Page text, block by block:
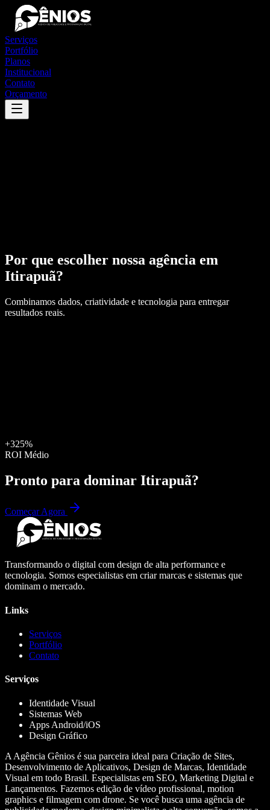
Serviços
Portfólio
Planos
Institucional
Contato
Orçamento
Por que escolher nossa agência em
Itirapuã?
Combinamos dados, criatividade e tecnologia para entregar
resultados reais.
+325%
ROI Médio
Pronto para dominar Itirapuã?
Começar Agora
Transformando o digital com design de alta performance e
tecnologia. Somos especialistas em criar marcas e sistemas que
dominam o mercado.
Links
Serviços
Portfólio
Contato
Serviços
Identidade Visual
Sistemas Web
Apps Android/iOS
Design Gráfico
A Agência Gênios é sua parceira ideal para Criação de Sites,
Desenvolvimento de Aplicativos, Design de Marcas, Identidade
Visual em todo Brasil. Especialistas em SEO, Marketing Digital e
Lançamentos. Fazemos edição de vídeo profissional, motion
graphics e filmagem com drone. Se você busca uma agência de